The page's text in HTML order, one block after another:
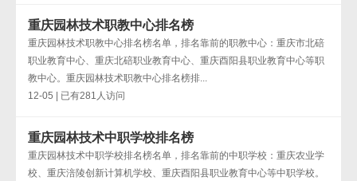
重庆园林技术职教中心排名榜
重庆园林技术职教中心排名榜名单，排名靠前的职教中心：重庆市北碚
职业教育中心、重庆北碚职业教育中心、重庆酉阳县职业教育中心等职
教中心。重庆园林技术职教中心排名榜排...
12-05 | 已有281人访问
重庆园林技术中职学校排名榜
重庆园林技术中职学校排名榜名单，排名靠前的中职学校：重庆农业学
校、重庆涪陵创新计算机学校、重庆酉阳县职业教育中心等中职学校。